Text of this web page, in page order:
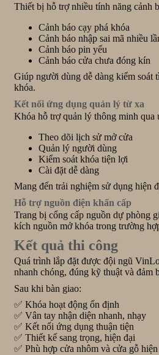
Thiết bị hỗ trợ nhiều tính năng cảnh
Cảnh báo cạy phá khóa
Cảnh báo nhập sai mã nhiều
Cảnh báo pin yếu
Cảnh báo cửa chưa đóng kín
Giúp người dùng dễ dàng kiểm soát
khóa.
Kết nối ứng dụng quản lý từ xa
Khóa hỗ trợ quản lý thông minh qua
Theo dõi lịch sử mở cửa
Quản lý người dùng
Kiểm soát khóa tiện lợi
Cài đặt dễ dàng
Mang đến trải nghiệm sử dụng hiện
Hỗ trợ nguồn điện khẩn cấp
Trang bị cổng cấp nguồn dự phòng
kích nguồn mở khóa trong trường
Kết quả thi công
Quá trình lắp đặt được đội ngũ
nhanh chóng, đúng kỹ thuật và đảm
Sau khi bàn giao:
✅ Khóa hoạt động ổn định
✅ Vân tay nhận diện nhanh, nhạy
✅ Kết nối ứng dụng thuận tiện
✅ Thiết kế sang trọng, hiện đại
✅ Phù hợp cửa nhôm và cửa gỗ